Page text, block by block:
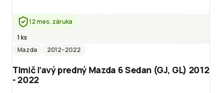
12 mes. záruka
1 ks
Mazda
2012–2022
Tlmič ľavý predný Mazda 6 Sedan (GJ, GL) 2012
- 2022